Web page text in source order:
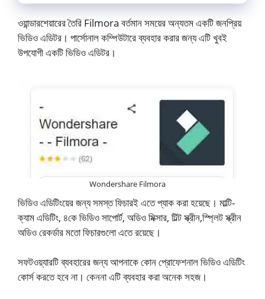
ওয়ান্ডারশেয়ারের তৈরি Filmora বর্তমান সময়ের অন্যতম একটি জনপ্রিয়
ভিডিও এডিটর। পার্সোনাল কম্পিউটারে ব্যবহার করার জন্য এটি খুবই
উপযোগী একটি ভিডিও এডিটর।
Wondershare Filmora
ভিডিও এডিটিংয়ের জন্য সমস্ত ফিচারই এতে প্যাক করা হয়েছে। মাল্টি-
ক্যাম এডিটিং, ৪কে ভিডিও সাপোর্ট, অডিও মিক্সার, টিল্ট স্ক্রীন,স্প্লিট স্ক্রীন
অডিও রেকর্ডার মতো ফিচারগুলো এতে রয়েছে।
সফটওয়্যারটি ব্যবহারের জন্য আপনাকে কোন প্রোফেশনাল ভিডিও এডিটিং
কোর্স করতে হবে না। কেননা এটি ব্যবহার করা অনেক সহজ।